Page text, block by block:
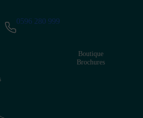
0596 280 999
Boutique
Brochures